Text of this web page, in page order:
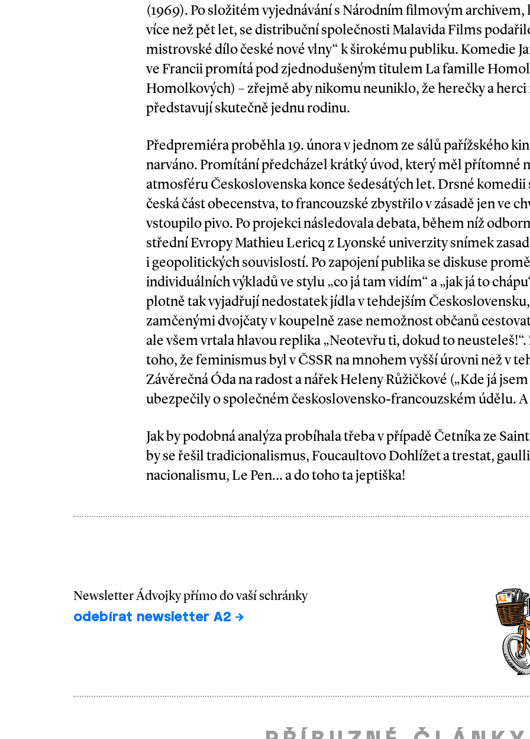
(1969). Po složitém vyjednávání s Národním filmovým
více než pět let, se distribuční společnosti Malavida Films
mistrovské dílo české nové vlny“ k širokému publiku. Komedie
ve Francii promítá pod zjednodušeným titulem La famille
Homolkových) – zřejmě aby nikomu neuniklo, že herečky a herci
představují skutečně jednu rodinu.
Předpremiéra proběhla 19. února v jednom ze sálů pařížského
narváno. Promítání předcházel krátký úvod, který měl přítomné
atmosféru ­Československa konce šedesátých let. Drsné komedii
česká část obecenstva, to francouzské zbystřilo v zásadě jen ve
vstoupilo pivo. Po projekci následovala debata, během níž
střední Evropy Mathieu Lericq z Lyonské univerzity snímek
i geopolitických souvislostí. Po zapojení publika se diskuse
individuálních výkladů ve stylu „co já tam vidím“ a „jak já to
plotně tak vyjadřují nedostatek jídla v tehdejším Československu,
zamčenými dvojčaty v koupelně zase nemožnost občanů
ale všem vrtala hlavou replika „Neotevřu ti, dokud to neusteleš!“.
toho, že feminismus byl v ČSSR na mnohem vyšší úrovni než v
Závěrečná Óda na radost a nářek Heleny Růžičkové („Kde já
ubezpečily o společném československo­-francouzském údělu.
Jak by podobná analýza probíhala třeba v případě Četníka ze
by se řešil tradicionalismus, Foucaultovo Dohlížet a trestat,
nacionalismu, Le Pen… a do toho ta jeptiška!
Newsletter Ádvojky přímo do vaší schránky
odebírat newsletter A2